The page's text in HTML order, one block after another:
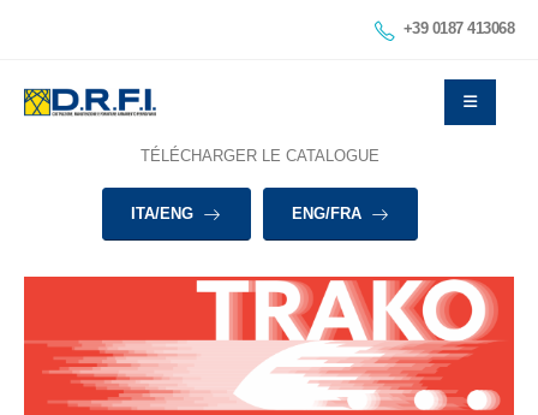
+39 0187 413068
TÉLÉCHARGER LE CATALOGUE
ITA/ENG ENG/FRA